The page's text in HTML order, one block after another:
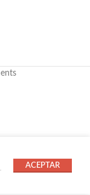
ACEPTAR